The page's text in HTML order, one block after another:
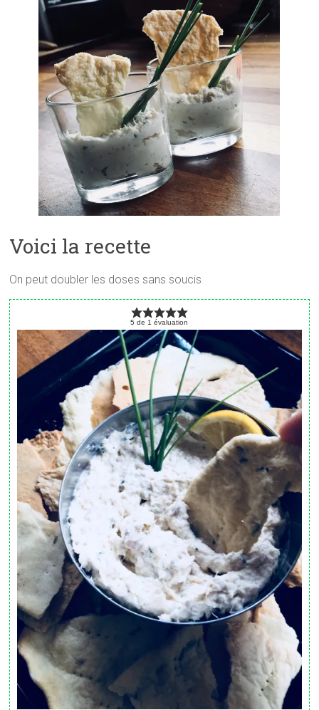
Voici la recette
On peut doubler les doses sans soucis
5 de1 évaluation